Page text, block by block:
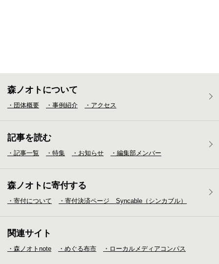
森ノオトについて
・団体概要 ・事例紹介 ・アクセス
記事を読む
・記事一覧 ・特集 ・お知らせ ・編集部メンバー
森ノオトに寄付する
・寄付について ・寄付決済ページ Syncable（シンカブル）
関連サイト
・森ノオトnote ・めぐる布市 ・ローカルメディア コンパス